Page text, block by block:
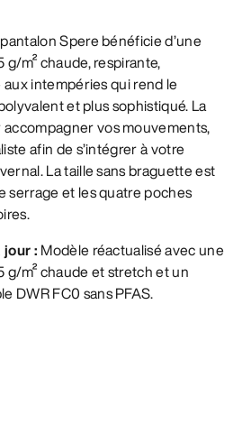
Spere bénéficie d’une
m² chaude, respirante,
intempéries qui rend le
et plus sophistiqué. La
vos mouvements,
afin de s’intégrer à votre
La taille sans braguette est
serrage et les quatre poches
: Modèle réactualisé avec une
g/m² chaude et stretch et un
DWR FC0 sans PFAS.